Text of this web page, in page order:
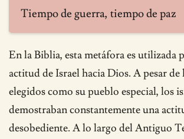
Tiempo de guerra, tiempo de paz
En la Biblia, esta metáfora es utilizada
actitud de Israel hacia Dios. A pesar de
elegidos como su pueblo especial, los
demostraban constantemente una
desobediente. A lo largo del Antiguo